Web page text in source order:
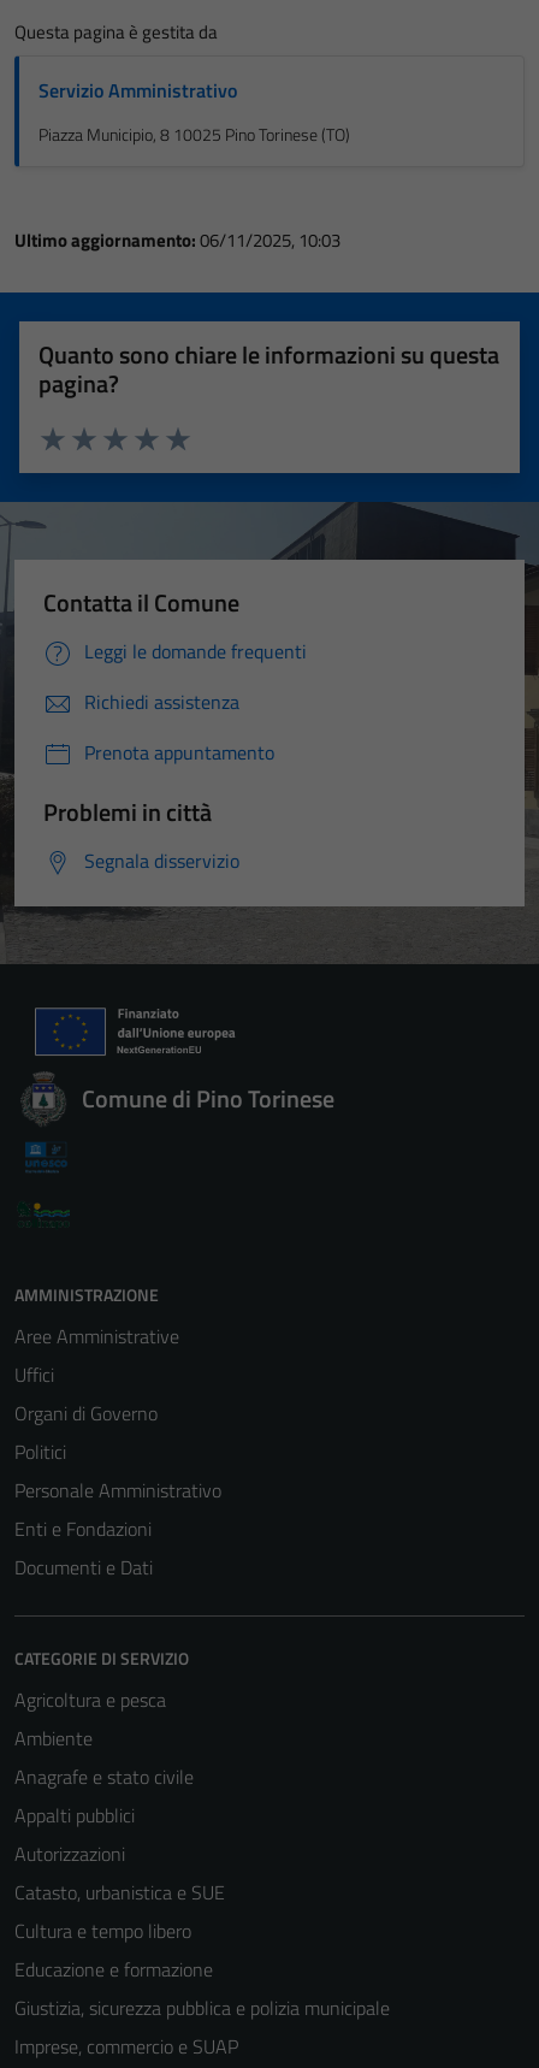
Questa pagina è gestita da
Servizio Amministrativo
Piazza Municipio, 8 10025 Pino Torinese (TO)
Ultimo aggiornamento:06/11/2025, 10:03
Quanto sono chiare le informazioni su questa
pagina?
Valuta 5 stelle su 5
Valuta 4 stelle su 5
Valuta 3 stelle su 5
Valuta 2 stelle su 5
Valuta 1 stelle su 5
Contatta il Comune
Leggi le domande frequenti
Richiedi assistenza
Prenota appuntamento
Problemi in città
Segnala disservizio
Comune di Pino Torinese
AMMINISTRAZIONE
Aree Amministrative
Uffici
Organi di Governo
Politici
Personale Amministrativo
Enti e Fondazioni
Documenti e Dati
CATEGORIE DI SERVIZIO
Agricoltura e pesca
Ambiente
Anagrafe e stato civile
Appalti pubblici
Autorizzazioni
Catasto, urbanistica e SUE
Cultura e tempo libero
Educazione e formazione
Giustizia, sicurezza pubblica e polizia municipale
Imprese, commercio e SUAP